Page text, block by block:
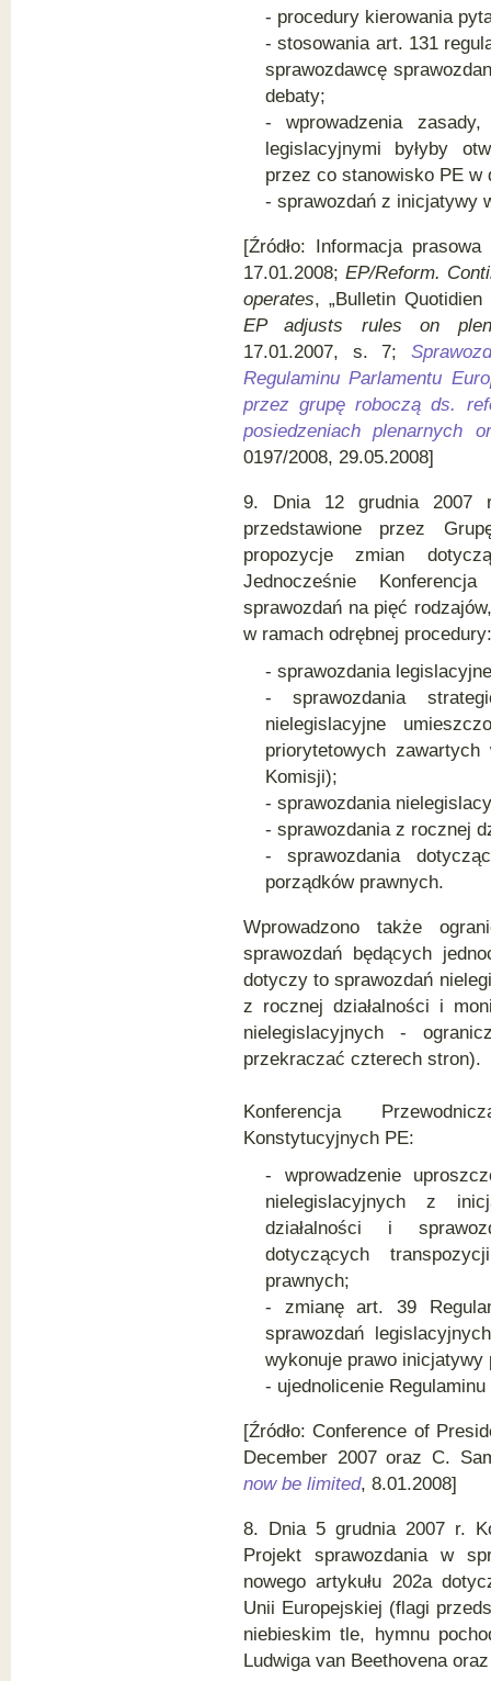
- procedury kierowania
- stosowania art. 131
sprawozdawcę
debaty;
- wprowadzenia
legislacyjnymi byłyby
przez co stanowisko PE w
- sprawozdań z inicjatywy
[Źródło: Informacja
17.01.2008; EP/Reform.
operates, „Bulletin
EP adjusts rules on
17.01.2007, s. 7;
Regulaminu Parlamentu
przez grupę roboczą ds.
posiedzeniach plenarnych
0197/2008, 29.05.2008]
9. Dnia 12 grudnia 2007 r.
przedstawione przez
propozycje zmian
Jednocześnie Konferencja
sprawozdań na pięć
w ramach odrębnej procedury:
- sprawozdania
- sprawozdania
nielegislacyjne
priorytetowych
Komisji);
- sprawozdania
- sprawozdania z rocznej
- sprawozdania
porządków prawnych.
Wprowadzono także
sprawozdań będących
dotyczy to sprawozdań
z rocznej działalności i
nielegislacyjnych -
przekraczać czterech stron).
Konferencja
Konstytucyjnych PE:
- wprowadzenie
nielegislacyjnych z
działalności i
dotyczących
prawnych;
- zmianę art. 39
sprawozdań
wykonuje prawo
- ujednolicenie
[Źródło: Conference of
December 2007 oraz C.
now be limited, 8.01.2008]
8. Dnia 5 grudnia 2007 r.
Projekt sprawozdania w
nowego artykułu 202a
Unii Europejskiej (flagi
niebieskim tle, hymnu
Ludwiga van Beethovena